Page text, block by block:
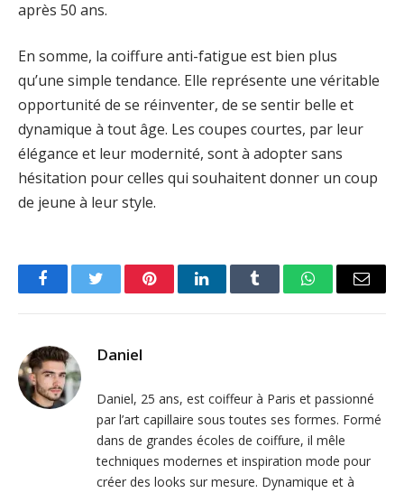
après 50 ans.
En somme, la coiffure anti-fatigue est bien plus
qu’une simple tendance. Elle représente une véritable
opportunité de se réinventer, de se sentir belle et
dynamique à tout âge. Les coupes courtes, par leur
élégance et leur modernité, sont à adopter sans
hésitation pour celles qui souhaitent donner un coup
de jeune à leur style.
FacebookTwitter PinterestLinkedInTumblr WhatsAppEmail
Daniel
Daniel, 25 ans, est coiffeur à Paris et passionné
par l’art capillaire sous toutes ses formes. Formé
dans de grandes écoles de coiffure, il mêle
techniques modernes et inspiration mode pour
créer des looks sur mesure. Dynamique et à